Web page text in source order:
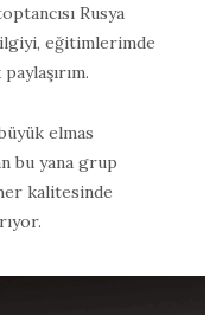
Rusya
eğitimlerimde
elmas
bu yana grup
kalitesinde